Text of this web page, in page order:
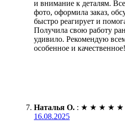
и внимание к деталям.
фото, оформила заказ,
быстро реагирует и
Получила свою работу
удивило. Рекомендую
особенное и качественное!
Наталья О. : ★ ★ ★ ★ ★
16.08.2025